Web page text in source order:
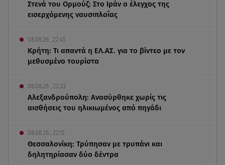
Στενά του Ορμούζ: Στο Ιράν ο έλεγχος της
εισερχόμενης ναυσιπλοΐας
08.08.26 , 22:45
Κρήτη: Τι απαντά η ΕΛ.ΑΣ. για το βίντεο με τον
μεθυσμένο τουρίστα
08.08.26 , 22:33
Αλεξανδρούπολη: Ανασύρθηκε χωρίς τις
αισθήσεις του ηλικιωμένος από πηγάδι
08.08.26 , 22:15
Θεσσαλονίκη: Τρύπησαν με τρυπάνι και
δηλητηρίασαν δύο δέντρα